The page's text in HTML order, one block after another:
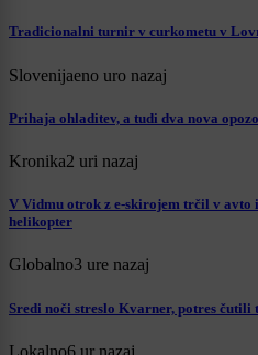
Tradicionalni turnir v curkometu v
Slovenijaeno uro nazaj
Prihaja ohladitev, a tudi dva nova
Kronika2 uri nazaj
V Vidmu otrok z e-skirojem trčil v avto
helikopter
Globalno3 ure nazaj
Sredi noči streslo Kvarner, potres čutili
Lokalno6 ur nazaj